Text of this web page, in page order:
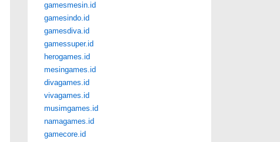
gamesmesin.id
gamesindo.id
gamesdiva.id
gamessuper.id
herogames.id
mesingames.id
divagames.id
vivagames.id
musimgames.id
namagames.id
gamecore.id